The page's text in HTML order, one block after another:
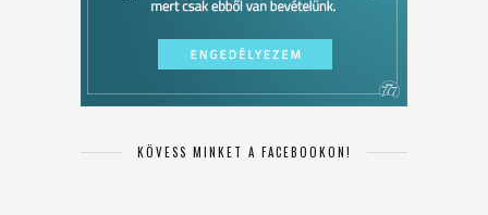
KÖVESS MINKET A FACEBOOKON!